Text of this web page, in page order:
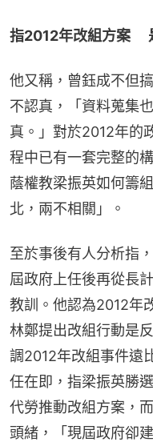
指2012年改組方案　
他又稱，曾鈺成不但
不認真，「資料蒐集
真。」對於2012年的
程中已有一套完整的
蔭權教梁振英如何籌
北，兩不相關」。
至於事後有人分析指
屆政府上任後再從長
教訓。他認為2012年
林鄭提出改組行動是
調2012年改組事件遠
任在即，指梁振英勝
代勞推動改組方案，
頭緒，「現屆政府卻